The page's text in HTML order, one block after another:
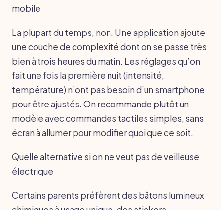
mobile
La plupart du temps, non. Une application ajoute
une couche de complexité dont on se passe très
bien à trois heures du matin. Les réglages qu’on
fait une fois la première nuit (intensité,
température) n’ont pas besoin d’un smartphone
pour être ajustés. On recommande plutôt un
modèle avec commandes tactiles simples, sans
écran à allumer pour modifier quoi que ce soit.
Quelle alternative si on ne veut pas de veilleuse
électrique
Certains parents préfèrent des bâtons lumineux